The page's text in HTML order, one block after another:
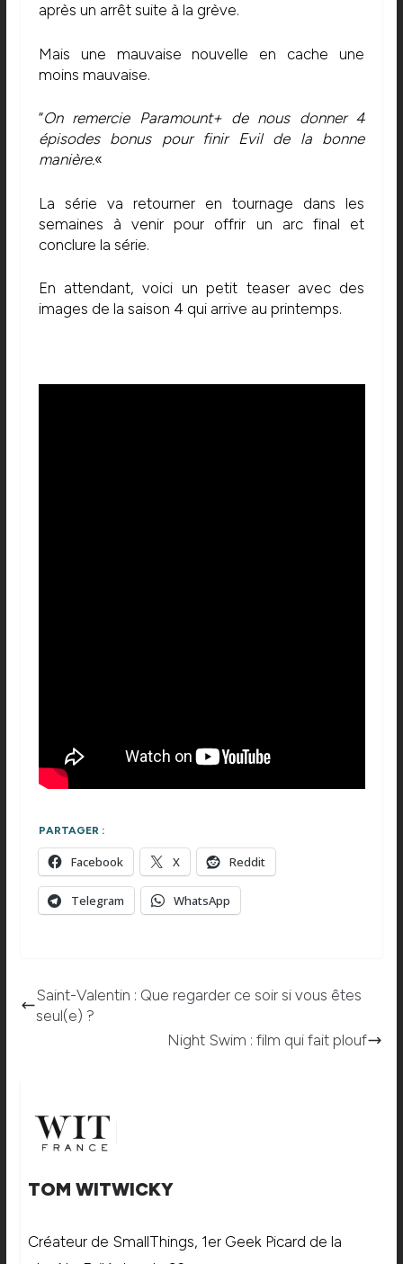
après un arrêt suite à la grève.
Mais une mauvaise nouvelle en cache une
moins mauvaise.
“On remercie Paramount+ de nous donner 4
épisodes bonus pour finir Evil de la bonne
manière.«
La série va retourner en tournage dans les
semaines à venir pour offrir un arc final et
conclure la série.
En attendant, voici un petit teaser avec des
images de la saison 4 qui arrive au printemps.
PARTAGER :
Facebook X Reddit
Telegram WhatsApp
Saint-Valentin : Que regarder ce soir si vous êtes
seul(e) ?
Night Swim : film qui fait plouf
TOM WITWICKY
Créateur de SmallThings, 1er Geek Picard de la